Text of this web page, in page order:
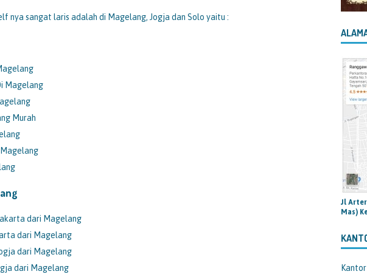
nya sangat laris adalah di Magelang, Jogja dan Solo yaitu :
Magelang
Murah
dari Magelang
dari Magelang
dari Magelang
dari Magelang
Jl
Mas)